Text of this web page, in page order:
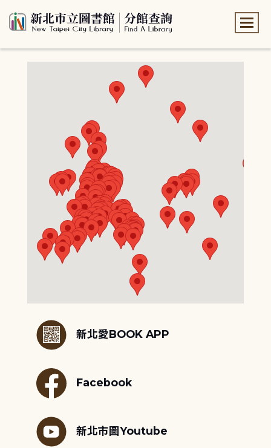
新北愛BOOK APP
Facebook
新北市圖Youtube